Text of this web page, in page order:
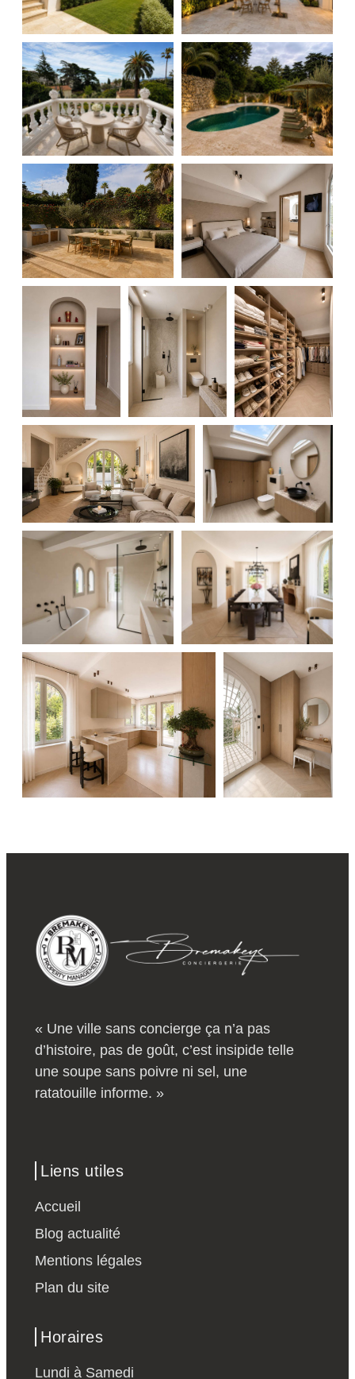
« Une ville sans concierge ça n’a pas
d’histoire, pas de goût, c’est insipide telle
une soupe sans poivre ni sel, une
ratatouille informe. »
Liens utiles
Accueil
Blog actualité
Mentions légales
Plan du site
Horaires
Lundi à Samedi